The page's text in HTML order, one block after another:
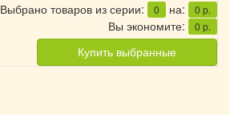
Выбрано товаров из серии: 0 на: 0 р.
Вы экономите: 0 р.
Купить выбранные